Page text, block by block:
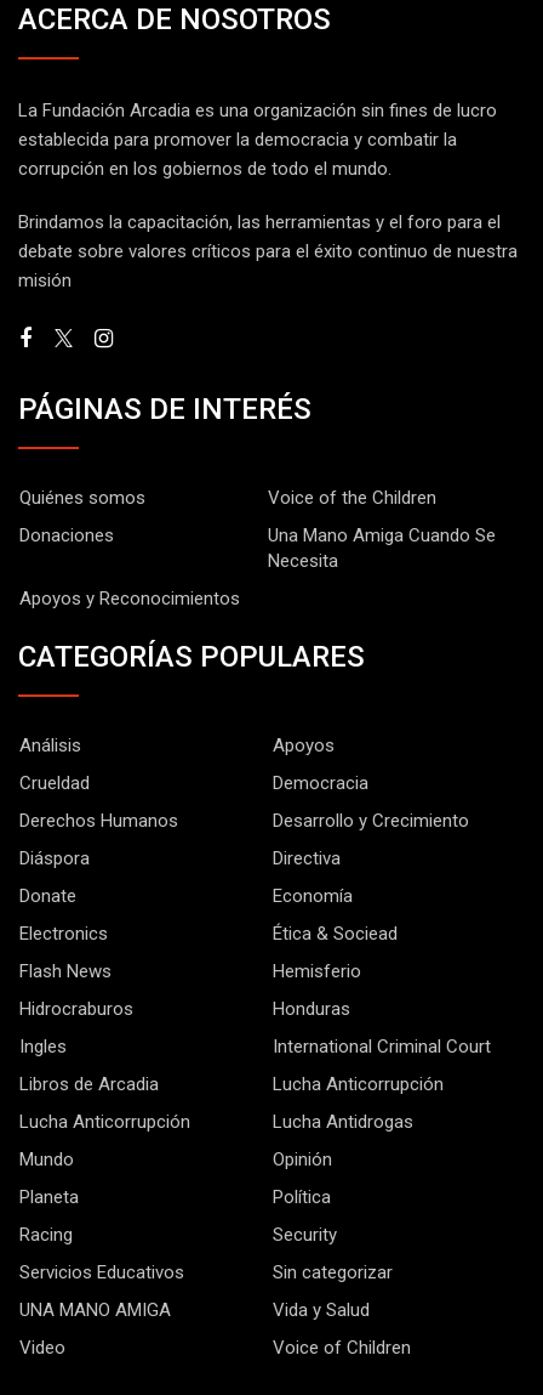
ACERCA DE NOSOTROS
La Fundación Arcadia es una organización sin fines de lucro
establecida para promover la democracia y combatir la
corrupción en los gobiernos de todo el mundo.
Brindamos la capacitación, las herramientas y el foro para el
debate sobre valores críticos para el éxito continuo de nuestra
misión
PÁGINAS DE INTERÉS
Quiénes somos
Voice of the Children
Donaciones
Una Mano Amiga Cuando Se
Necesita
Apoyos y Reconocimientos
CATEGORÍAS POPULARES
Análisis
Apoyos
Crueldad
Democracia
Derechos Humanos
Desarrollo y Crecimiento
Diáspora
Directiva
Donate
Economía
Electronics
Ética & Sociead
Flash News
Hemisferio
Hidrocraburos
Honduras
Ingles
International Criminal Court
Libros de Arcadia
Lucha Anticorrupción
Lucha Anticorrupción
Lucha Antidrogas
Mundo
Opinión
Planeta
Política
Racing
Security
Servicios Educativos
Sin categorizar
UNA MANO AMIGA
Vida y Salud
Video
Voice of Children